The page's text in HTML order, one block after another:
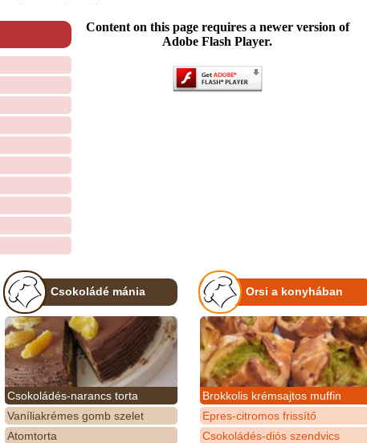
Content on this page requires a newer version of
Adobe Flash Player.
Csokoládé mánia
Csokoládés-narancs torta
Vaníliakrémes gomb szelet
Atomtorta
Orsi a konyhában
Brokkolis krémsajtos muffin
Epres-citromos frissítő
Csokoládés-diós szendvics